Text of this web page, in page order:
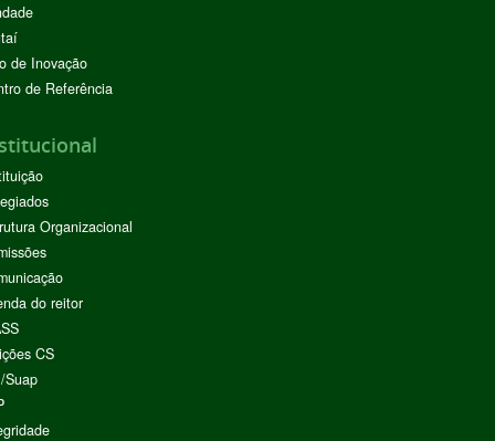
de Inovação
de Referência
Organizacional
do reitor
CS
Suap